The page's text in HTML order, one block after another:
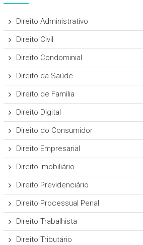
Direito Administrativo
Direito Civil
Direito Condominial
Direito da Saúde
Direito de Família
Direito Digital
Direito do Consumidor
Direito Empresarial
Direito Imobiliário
Direito Previdenciário
Direito Processual Penal
Direito Trabalhista
Direito Tributário